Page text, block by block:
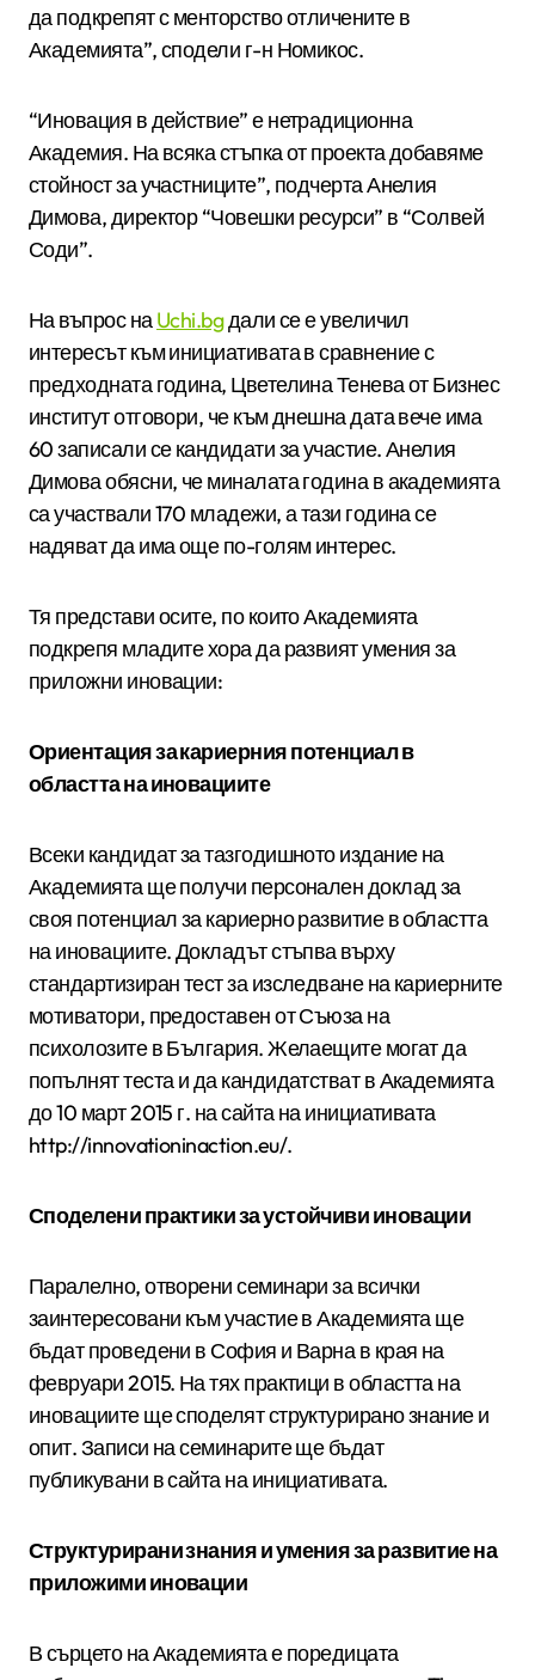
да подкрепят с менторство отличените в
Академията”, сподели г-н Номикос.
“Иновация в действие” е нетрадиционна
Академия. На всяка стъпка от проекта добавяме
стойност за участниците”, подчерта Анелия
Димова, директор “Човешки ресурси” в “Солвей
Соди”.
На въпрос наUchi.bgдали се е увеличил
интересът към инициативата в сравнение с
предходната година, Цветелина Тенева от Бизнес
институт отговори, че към днешна дата вече има
60 записали се кандидати за участие. Анелия
Димова обясни, че миналата година в академията
са участвали 170 младежи, а тази година се
надяват да има още по-голям интерес.
Тя представи осите, по които Академията
подкрепя младите хора да развият умения за
приложни иновации:
Ориентация за кариерния потенциал в
областта на иновациите
Всеки кандидат за тазгодишното издание на
Академията ще получи персонален доклад за
своя потенциал за кариерно развитие в областта
на иновациите. Докладът стъпва върху
стандартизиран тест за изследване на кариерните
мотиватори, предоставен от Съюза на
психолозите в България. Желаещите могат да
попълнят теста и да кандидатстват в Академията
до 10 март 2015 г. на сайта на инициативата
http://innovationinaction.eu/.
Споделени практики за устойчиви иновации
Паралелно, отворени семинари за всички
заинтересовани към участие в Академията ще
бъдат проведени в София и Варна в края на
февруари 2015. На тях практици в областта на
иновациите ще споделят структурирано знание и
опит. Записи на семинарите ще бъдат
публикувани в сайта на инициативата.
Структурирани знания и умения за развитие на
приложими иновации
В сърцето на Академията е поредицата